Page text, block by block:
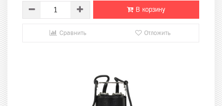
В корзину
Сравнить Отложить